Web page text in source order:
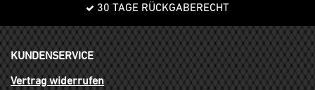
30 TAGE RÜCKGABERECHT
KUNDENSERVICE
Vertrag widerrufen